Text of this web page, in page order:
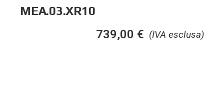
MEA.03.XR10
(IVA esclusa)
739,00 €